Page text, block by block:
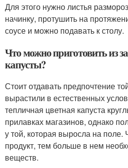
Для этого нужно листья
начинку, протушить на
соусе и можно подавать к столу.
Что можно приготовить из
капусты?
Стоит отдавать предпочтение
вырастили в естественных
тепличная цветная капуста
прилавках магазинов, однако
у той, которая выросла на поле.
продукт, тем больше в нем
веществ.